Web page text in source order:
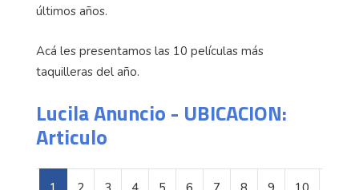
últimos años.
Acá les presentamos las 10 películas más
taquilleras del año.
Lucila Anuncio - UBICACION:
Articulo